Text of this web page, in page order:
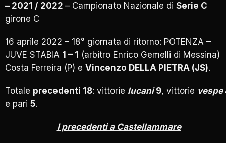
– 2021 / 2022 – Campionato Nazionale di Serie C
girone C
16 aprile 2022 – 18° giornata di ritorno: POTENZA –
JUVE STABIA 1 – 1 (arbitro Enrico Gemelli di Messina)
Costa Ferreira (P) e Vincenzo DELLA PIETRA (JS).
Totale precedenti 18: vittorie lucani9, vittorie vespe
e pari 5.
I precedenti a Castellammare